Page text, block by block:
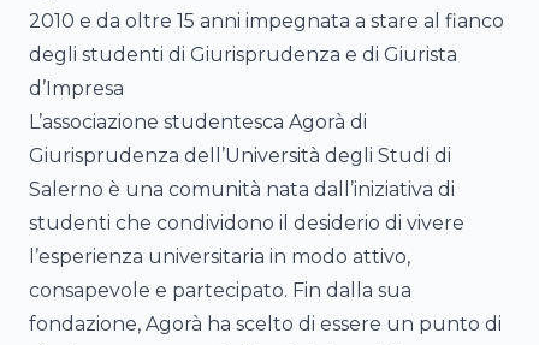
2010 e da oltre 15 anni impegnata a stare al fianco
degli studenti di Giurisprudenza e di Giurista
d’Impresa
L’associazione studentesca Agorà di
Giurisprudenza dell’Università degli Studi di
Salerno è una comunità nata dall’iniziativa di
studenti che condividono il desiderio di vivere
l’esperienza universitaria in modo attivo,
consapevole e partecipato. Fin dalla sua
fondazione, Agorà ha scelto di essere un punto di